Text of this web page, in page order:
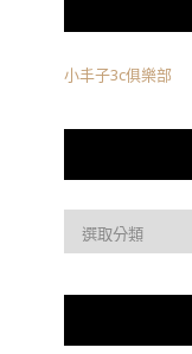
小丰子3c俱樂部